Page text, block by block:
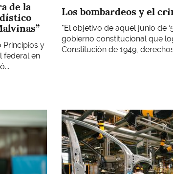
de la
Principios y
federal en
Los bombardeos y el
"El objetivo de aquel junio de
gobierno constitucional que
Constitución de 1949,
Imagen